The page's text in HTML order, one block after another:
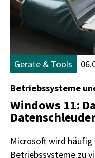
Geräte & Tools
Betriebssysteme
Windows 11:
Microsoft wird
Betriebssysteme zu